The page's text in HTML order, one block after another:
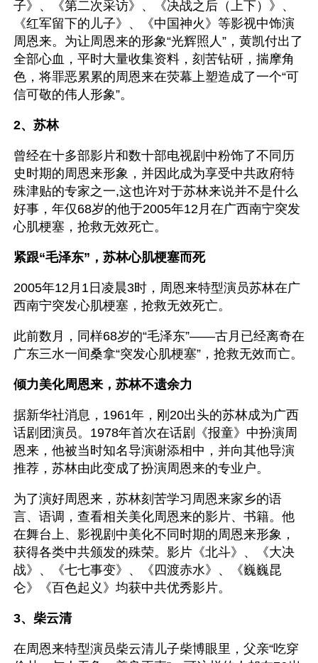
子》、《第二次采访》、《决战之后（上下）》、
《红军留下的儿子》、《中国神火》等影视中饰演
周恩来。为让周恩来的形象“光辉照人”，黄凯付出了
全部心血，平时大量收集资料，刻苦钻研，揣摩角
色，将罪恶累累的周恩来在荧幕上塑造成了一个“可
信可敬的伟人形象”。
2、苏林
曾经在十多部影片和数十部电视剧中粉饰了不同历
史时期的周恩来形象，并因此成为享受中共政府特
殊津贴的专家之一,这也许对于苏林来说并不是什么
好事，年仅68岁的他于2005年12月在广西南宁突发
心肌梗塞，抢救无效死亡。
紧跟“毛泽东”，苏林心肌梗塞而死
2005年12月1日凌晨3时，周恩来特型演员苏林在广
西南宁突发心肌梗塞，抢救无效死亡。
此前数月，同样68岁的“毛泽东”——古月已经离奇在
广东三水一间桑拿“突发心肌梗塞”，抢救无效而亡。
倾力美化周恩来，苏林不遗余力
据新华社消息，1961年，刚20出头的苏林成为广西
话剧团演员。1978年首次在话剧《报童》中扮演周
恩来，他被当时知名导演谢添相中，并向其他导演
推荐，苏林由此变成了扮演周恩来的专业户。
为了演好周恩来，苏林刻苦学习周恩来家乡的语
言、语调，查看相关美化周恩来的影片、书籍。他
在舞台上、影视剧中美化不同时期的周恩来形象，
获得各类中共颁发的殊荣。影片《北斗》、《大决
战》、《七七事变》、《四渡赤水》、《巍巍昆
仑》《百色起义》均获中共优秀影片。
3、柴云清
在周恩来特型演员柴云清儿子柴博眼里，父亲“吃穿